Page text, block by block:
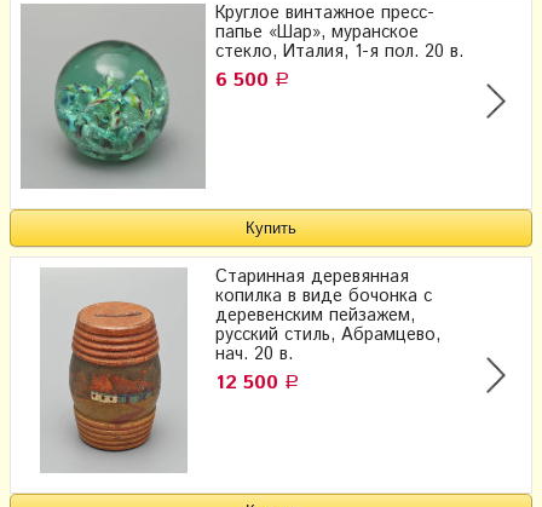
Круглое винтажное пресс-
папье «Шар», муранское
стекло, Италия, 1-я пол. 20 в.
6 500 Р
Старинная деревянная
копилка в виде бочонка с
деревенским пейзажем,
русский стиль, Абрамцево,
нач. 20 в.
12 500 Р